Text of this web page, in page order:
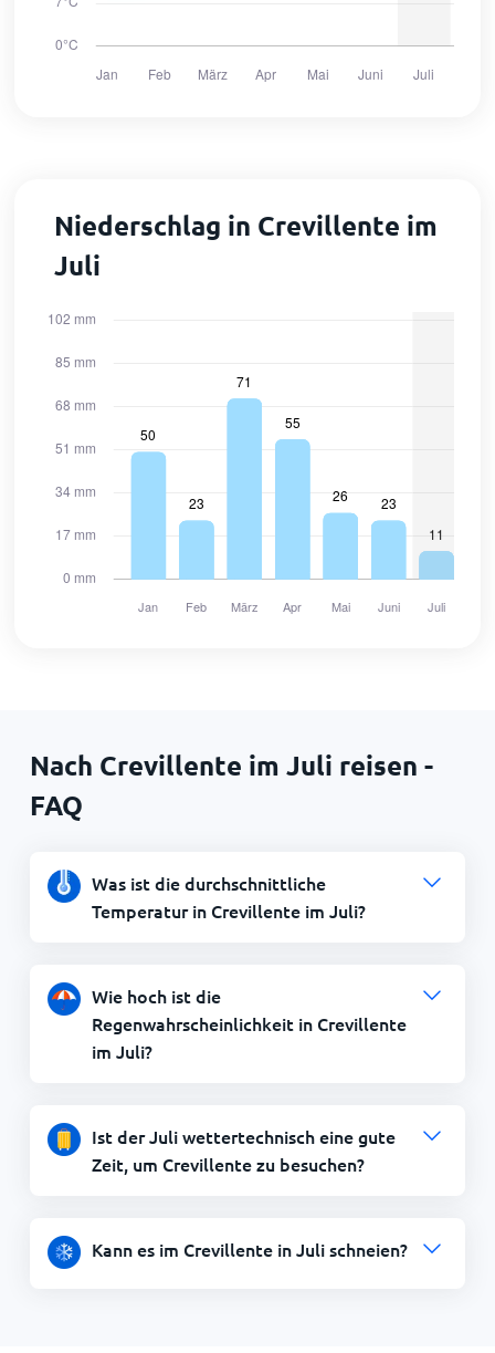
Niederschlag in Crevillente im
Juli
Nach Crevillente im Juli reisen -
FAQ
Was ist die durchschnittliche
Temperatur in Crevillente im Juli?
Wie hoch ist die
Regenwahrscheinlichkeit in Crevillente
im Juli?
Ist der Juli wettertechnisch eine gute
Zeit, um Crevillente zu besuchen?
Kann es im Crevillente in Juli schneien?